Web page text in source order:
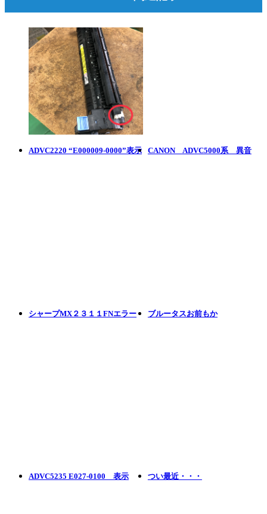
ADVC2220 “E000009-0000”表示 CANON ADVC5000系 異音
シャープMX２３１１FNエラー ブルータスお前もか
ADVC5235 E027-0100 表示 つい最近・・・